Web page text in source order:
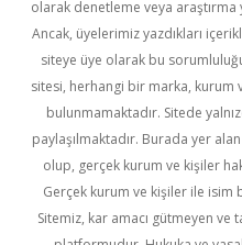
olarak denetleme veya
Ancak, üyelerimiz yazdıkları
siteye üye olarak bu
sitesi, herhangi bir marka, kurum
bulunmamaktadır. Sitede
paylaşılmaktadır. Burada yer
olup, gerçek kurum ve kişiler
Gerçek kurum ve kişiler ile
Sitemiz, kar amacı gütmeyen